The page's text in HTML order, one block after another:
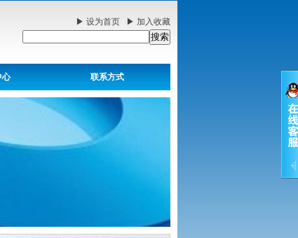
▶ 设为首页 ▶ 加入收藏
心 联系方式